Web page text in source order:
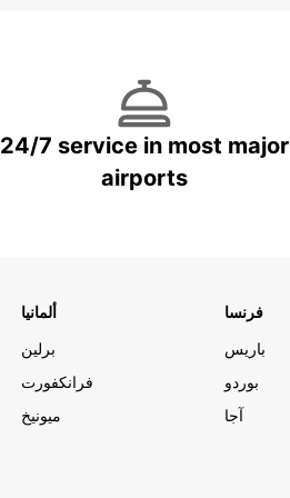
24/7 service in most major
airports
ألمانيا
برلين
فرانكفورت
ميونيخ
فرنسا
باريس
بوردو
آجا